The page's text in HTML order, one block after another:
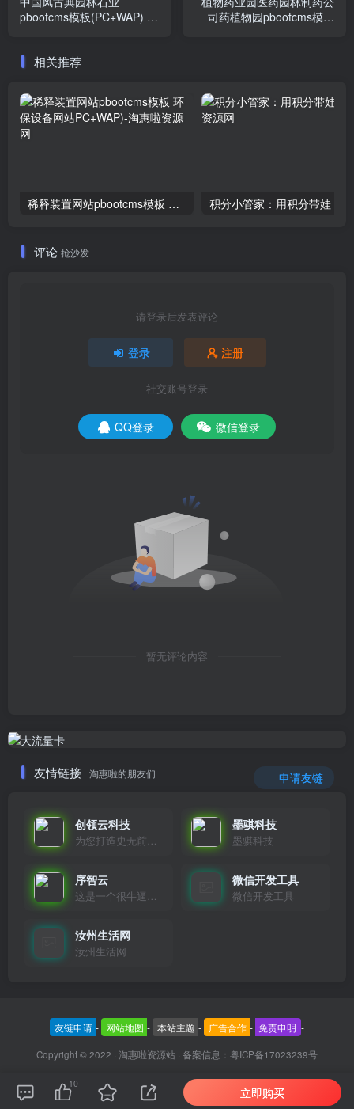
pbootcms模板(PC+WAP) 园
司药植物园pbootcms模板
相关推荐
稀释装置网站pbootcms模板 环保设备网站PC+WAP) 积分小管家：用积分带娃
评论 抢沙发
请登录后发表评论
登录 注册
社交账号登录
QQ登录 微信登录
暂无评论内容
友情链接 淘惠啦的朋友们 申请友链
创领云科技
为您打造史无前例的应用产品带您认识新时代产品的创新
墨骐科技
墨骐科技
序智云
这是一个很牛逼的开发者，要开发找他准行！
微信开发工具
微信开发工具
汝州生活网
汝州生活网
友链申请 - 网站地图 - 本站主题 - 广告合作 - 免责申明 -
Copyright © 2022 · 淘惠啦资源站 · 备案信息： 粤ICP备17023239号
10
立即购买